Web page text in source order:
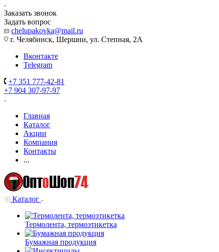
Заказать звонок
Задать вопрос
chelupakovka@mail.ru
г. Челябинск, Шершни, ул. Степная, 2А
Вконтакте
Telegram
+7 351 777-42-81
+7 904 307-97-97
Главная
Каталог
Акции
Компания
Контакты
...
Каталог
Термолента, термоэтикетка
Бумажная продукция